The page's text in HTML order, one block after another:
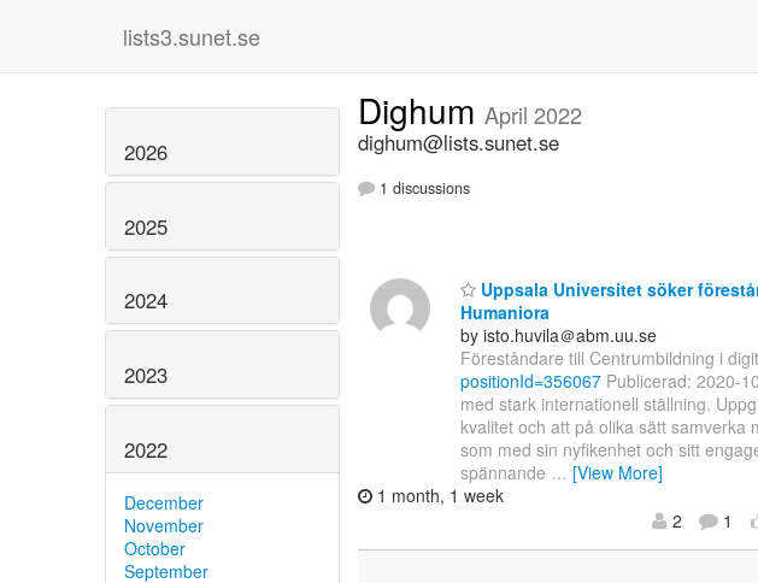
lists3.sunet.se
2026
2025
2024
2023
2022
December
November
October
September
Dighum April 2022
dighum@lists.sunet.se
1 discussions
Uppsala Universitet söker
Humaniora
by isto.huvila＠abm.uu.se
Föreståndare till Centrumbildning i
positionId=356067 Publicerad: 2020-
med stark internationell ställning.
kvalitet och att på olika sätt samverka
som med sin nyfikenhet och sitt
spännande … [View More]
1 month, 1 week
2
1